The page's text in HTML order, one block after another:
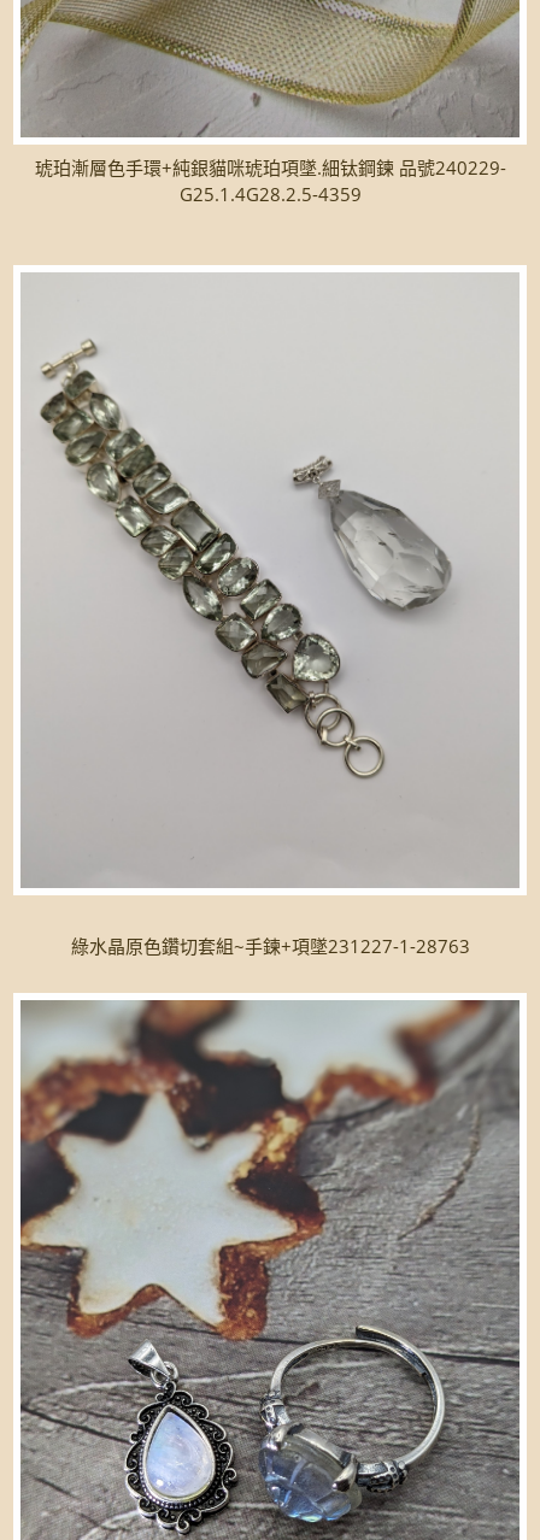
琥珀漸層色手環+純銀貓咪琥珀項墜.細钛鋼鍊 品號240229-
G25.1.4G28.2.5-4359
綠水晶原色鑽切套組~手鍊+項墜231227-1-28763